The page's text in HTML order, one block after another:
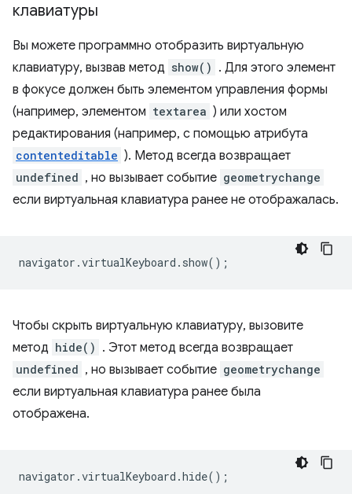
клавиатуры
Вы можете программно отобразить виртуальную
клавиатуру, вызвав метод show() . Для этого элемент
в фокусе должен быть элементом управления формы
(например, элементом textarea ) или хостом
редактирования (например, с помощью атрибута
contenteditable ). Метод всегда возвращает
undefined , но вызывает событие geometrychange
если виртуальная клавиатура ранее не отображалась.
navigator .virtualKeyboard . show();
Чтобы скрыть виртуальную клавиатуру, вызовите
метод hide() . Этот метод всегда возвращает
undefined , но вызывает событие geometrychange
если виртуальная клавиатура ранее была
отображена.
navigator .virtualKeyboard .hide();